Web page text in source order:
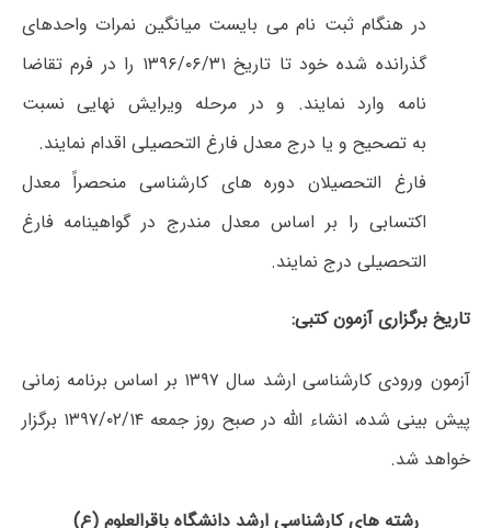
در هنگام ثبت نام می بایست میانگین نمرات واحدهای
گذرانده شده خود تا تاریخ ۱۳۹۶/۰۶/۳۱ را در فرم تقاضا
نامه وارد نمایند. و در مرحله ویرایش نهایی نسبت
به تصحیح و یا درج معدل فارغ التحصیلی اقدام نمایند.
فارغ التحصیلان دوره های کارشناسی منحصراً معدل
اکتسابی را بر اساس معدل مندرج در گواهینامه فارغ
التحصیلی درج نمایند.
تاریخ برگزاری آزمون کتبی:
آزمون ورودی کارشناسی ارشد سال ۱۳۹۷ بر اساس برنامه زمانی
پیش بینی شده، انشاء الله در صبح روز جمعه ۱۳۹۷/۰۲/۱۴ برگزار
خواهد شد.
رشته های کارشناسی ارشد دانشگاه باقرالعلوم (ع)